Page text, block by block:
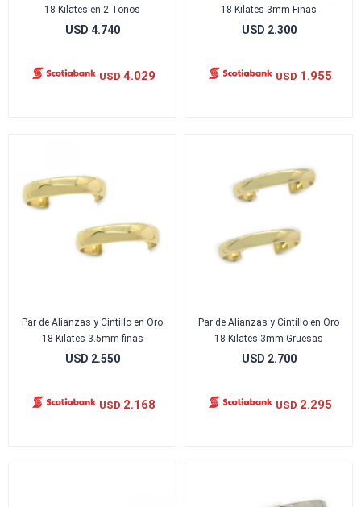
18 Kilates en 2 Tonos
USD 4.740
USD 4.029
18 Kilates 3mm Finas
USD 2.300
USD 1.955
Par de Alianzas y Cintillo en Oro
18 Kilates 3.5mm finas
USD 2.550
USD 2.168
Par de Alianzas y Cintillo en Oro
18 Kilates 3mm Gruesas
USD 2.700
USD 2.295